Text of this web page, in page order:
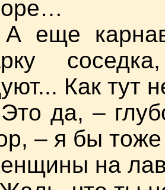
еще
Как тут
да, –
– я бы
на